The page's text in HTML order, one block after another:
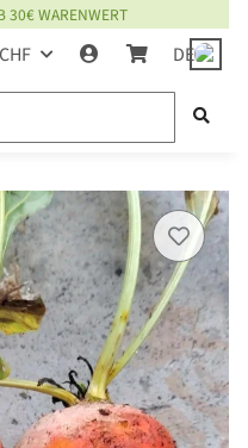
30€ WARENWERT
CHF DE